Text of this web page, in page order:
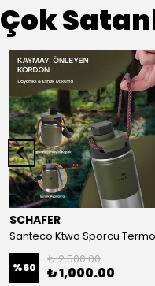
Çok
SCHAFER
%60
₺ 2,500.00
₺ 1,000.00